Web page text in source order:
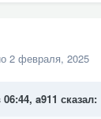
2 февраля, 2025
a911 сказал: